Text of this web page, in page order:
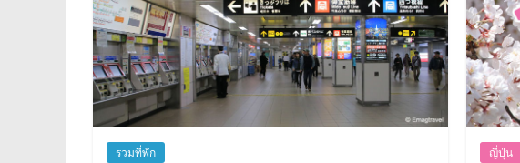
รวมที่พัก ญี่ปุ่น